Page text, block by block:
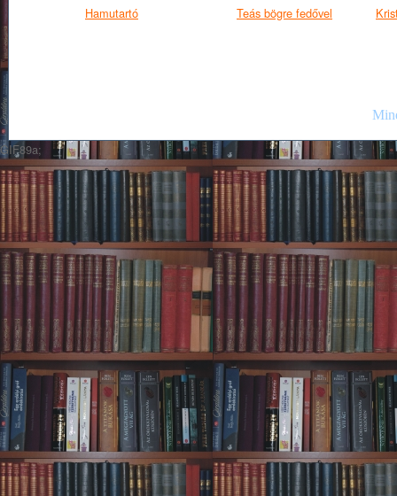
Hamutartó Teás bögre fedővel
GIF89a;